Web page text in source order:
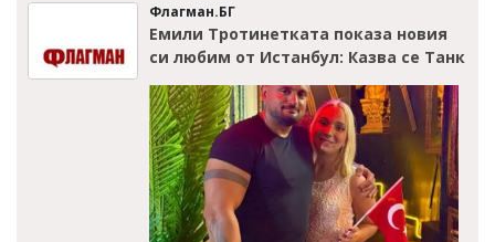
Флагман.БГ
Емили Тротинетката показа новия
си любим от Истанбул: Казва се Танк